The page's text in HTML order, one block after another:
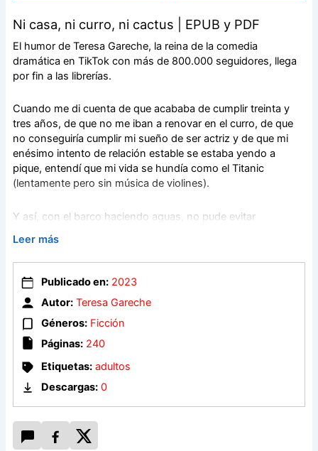
Ni casa, ni curro, ni cactus | EPUB y PDF
El humor de Teresa Gareche, la reina de la comedia
dramática en TikTok con más de 800.000 seguidores, llega
por fin a las librerías.
Cuando me di cuenta de que acababa de cumplir treinta y
tres años, de que no me iban a renovar en el curro, de que
no conseguiría cumplir mi sueño de ser actriz y de que mi
enésimo intento de relación estable se estaba yendo a
pique, entendí que mi vida se hundía como el Titanic
(lentamente pero sin música de violines).
Y así, con el barco haciendo aguas, no pude evitar
preguntarme: «¿Acaso la única opción que me queda es
meter en la maleta mi orgullo herido, pillar un BlaBlaCar al
pueblo y volver a casa de mis padres?».
Todas pensábamos que los treinta iban a ser maravillosos
hasta que te encuentras que nada ha salido como tenías
planeado.
Gareche, una historia original y alocada que hará reír a toda
una generación.
Leer más
Publicado en: 2023
Autor: Teresa Gareche
Géneros: Ficción
Páginas: 240
Etiquetas: adultos
Descargas: 0